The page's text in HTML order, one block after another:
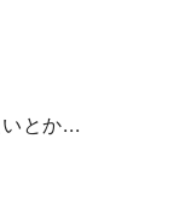
とか...